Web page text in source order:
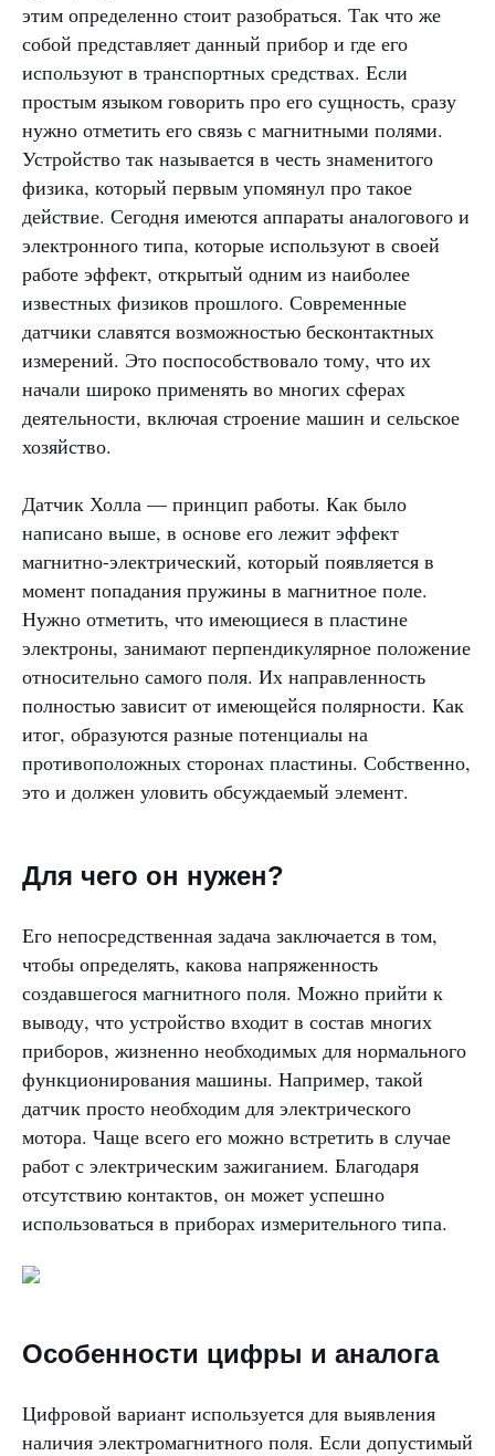
этим определенно стоит разобраться. Так что же
собой представляет данный прибор и где его
используют в транспортных средствах. Если
простым языком говорить про его сущность, сразу
нужно отметить его связь с магнитными полями.
Устройство так называется в честь знаменитого
физика, который первым упомянул про такое
действие. Сегодня имеются аппараты аналогового и
электронного типа, которые используют в своей
работе эффект, открытый одним из наиболее
известных физиков прошлого. Современные
датчики славятся возможностью бесконтактных
измерений. Это поспособствовало тому, что их
начали широко применять во многих сферах
деятельности, включая строение машин и сельское
хозяйство.
Датчик Холла — принцип работы. Как было
написано выше, в основе его лежит эффект
магнитно-электрический, который появляется в
момент попадания пружины в магнитное поле.
Нужно отметить, что имеющиеся в пластине
электроны, занимают перпендикулярное положение
относительно самого поля. Их направленность
полностью зависит от имеющейся полярности. Как
итог, образуются разные потенциалы на
противоположных сторонах пластины. Собственно,
это и должен уловить обсуждаемый элемент.
Для чего он нужен?
Его непосредственная задача заключается в том,
чтобы определять, какова напряженность
создавшегося магнитного поля. Можно прийти к
выводу, что устройство входит в состав многих
приборов, жизненно необходимых для нормального
функционирования машины. Например, такой
датчик просто необходим для электрического
мотора. Чаще всего его можно встретить в случае
работ с электрическим зажиганием. Благодаря
отсутствию контактов, он может успешно
использоваться в приборах измерительного типа.
Особенности цифры и аналога
Цифровой вариант используется для выявления
наличия электромагнитного поля. Если допустимый